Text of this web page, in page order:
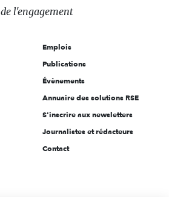
de l'engagement
Emplois
Publications
Évènements
Annuaire des solutions RSE
S'inscrire aux newsletters
Journalistes et rédacteurs
Contact